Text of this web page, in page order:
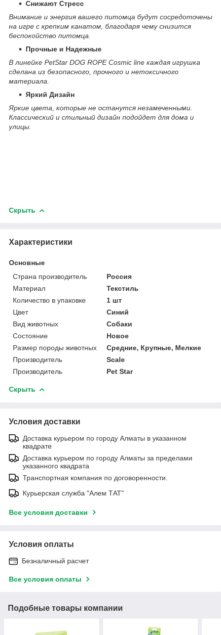
Снижают Стресс
Внимание и энергия вашего питомца будут сосредоточены
на игре с крепким канатом, благодаря чему снизится
беспокойство питомца.
Прочные и Надежные
В линейке PetStar DOG ROPE Cosmic line каждая игрушка
сделана из безопасного, прочного и нетоксичного
материала.
Яркий Дизайн
Яркие цвета, которые не останутся незамеченными.
Классический и стильный дизайн подойдет для дома и
улицы.
Скрыть
Характеристики
Основные
Страна производитель
Россия
Материал
Текстиль
Количество в упаковке
1 шт
Цвет
Синий
Вид животных
Собаки
Состояние
Новое
Размер породы животных
Средние, Крупные, Мелкие
Производитель
Scale
Производитель
Pet Star
Скрыть
Условия доставки
Доставка курьером по городу Алматы в указанном
квадрате
Доставка курьером по городу Алматы за пределами
указанного квадрата
Транспортная компания по договоренности.
Курьерская служба "Алем ТАТ"
Все условия доставки
Условия оплаты
Безналичный расчет
Все условия оплаты
Подобные товары компании